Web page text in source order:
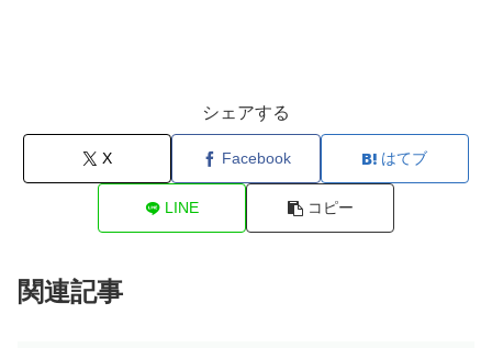
シェアする
X Facebook はてブ
LINE コピー
関連記事